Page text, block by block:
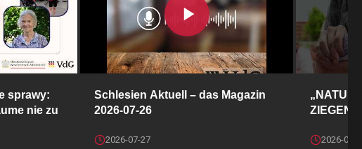
IN GUTTENTAG
– babskie sprawy: Warum es für deine Träume nie zu spät ist!
sprawy:
nie zu
Schlesien Aktuell – das Magazin 2026-07-
Schlesien Aktuell – das Magazin
2026-07-26
2026-07-27 2026-07-